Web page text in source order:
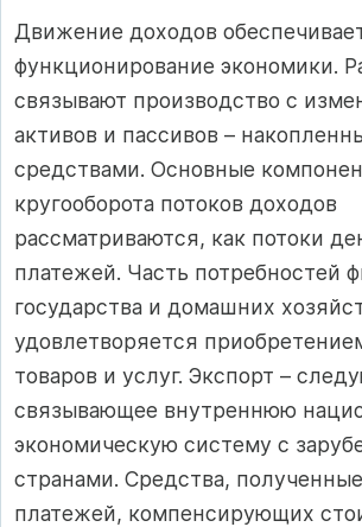
Движение доходов
функционирование экономики.
связывают производство с
активов и пассивов –
средствами. Основные
кругооборота потоков доходов
рассматриваются, как потоки
платежей. Часть потребностей
государства и домашних
удовлетворяется
товаров и услуг. Экспорт –
связывающее внутреннюю
экономическую систему с
странами. Средства,
платежей, компенсирующих